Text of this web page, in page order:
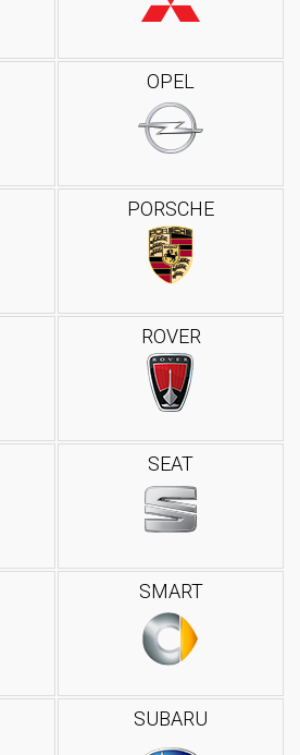
OPEL
PORSCHE
ROVER
SEAT
SMART
SUBARU